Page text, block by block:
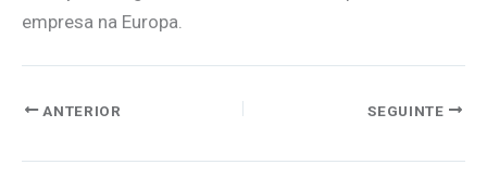
empresa na Europa.
ANTERIOR SEGUINTE